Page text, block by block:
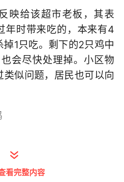
映给该超市老板，其表
年时带来吃的，本来有4
1只吃。剩下的2只鸡中
会尽快处理掉。小区物
类似问题，居民也可以向
湘晨报晨意帮忙记者反
看完整内容